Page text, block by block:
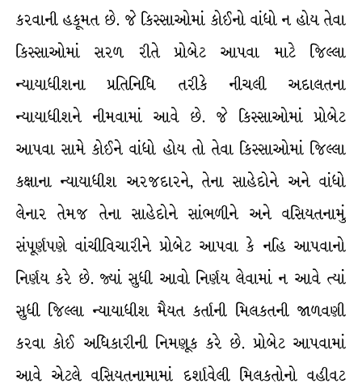
કરવાની હકૂમત છે. જે કિસ્સાઓમાં કોઈનો વાંધો ન હોય તેવા
કિસ્સાઓમાં સરળ રીતે પ્રોબેટ આપવા માટે જિલ્લા
ન્યાયાધીશના પ્રતિનિધિ તરીકે નીચલી અદાલતના
ન્યાયાધીશને નીમવામાં આવે છે. જે કિસ્સાઓમાં પ્રોબેટ
આપવા સામે કોઈને વાંધો હોય તો તેવા કિસ્સાઓમાં જિલ્લા
કક્ષાના ન્યાયાધીશ અરજદારને, તેના સાહેદોને અને વાંધો
લેનાર તેમજ તેના સાહેદોને સાંભળીને અને વસિયતનામું
સંપૂર્ણપણે વાંચીવિચારીને પ્રોબેટ આપવા કે નહિ આપવાનો
નિર્ણય કરે છે. જ્યાં સુધી આવો નિર્ણય લેવામાં ન આવે ત્યાં
સુધી જિલ્લા ન્યાયાધીશ મૈયત કર્તાની મિલકતની જાળવણી
કરવા કોઈ અધિકારીની નિમણૂક કરે છે. પ્રોબેટ આપવામાં
આવે એટલે વસિયતનામામાં દર્શાવેલી મિલકતોનો વહીવટ